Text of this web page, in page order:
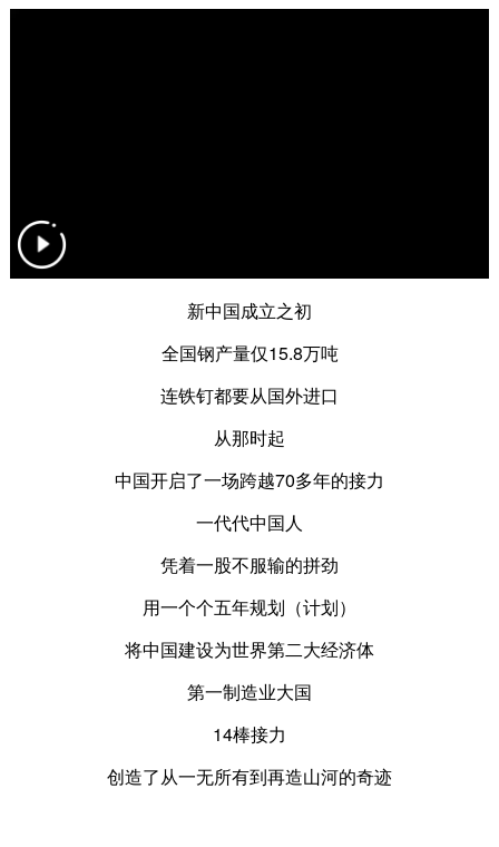
新中国成立之初
全国钢产量仅15.8万吨
连铁钉都要从国外进口
从那时起
中国开启了一场跨越70多年的接力
一代代中国人
凭着一股不服输的拼劲
用一个个五年规划（计划）
将中国建设为世界第二大经济体
第一制造业大国
14棒接力
创造了从一无所有到再造山河的奇迹